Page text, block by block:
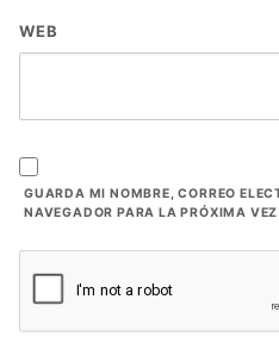
WEB
GUARDA MI NOMBRE, CORREO
NAVEGADOR PARA LA PRÓXIMA